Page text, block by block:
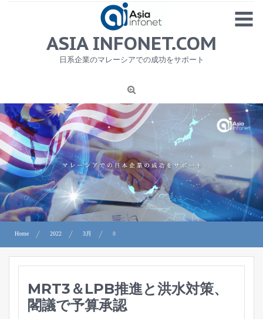
MENU
1
ニュース
労務サービス
プライバシーポリシー及び著作権について
お問合せ
ASIA INFONET.COM
日系企業のマレーシアでの成功をサポート
Home 2022 3月 8
MRT3＆LPB推進と洪水対策、
閣議で予算承認